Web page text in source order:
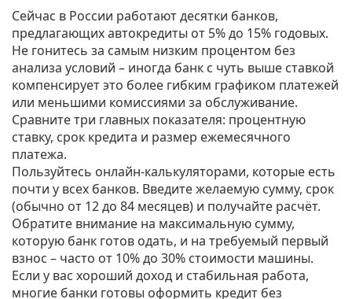
Сейчас в России работают десятки банков,
предлагающих автокредиты от 5% до 15% годовых.
Не гонитесь за самым низким процентом без
анализа условий – иногда банк с чуть выше ставкой
компенсирует это более гибким графиком платежей
или меньшими комиссиями за обслуживание.
Сравните три главных показателя: процентную
ставку, срок кредита и размер ежемесячного
платежа.
Пользуйтесь онлайн‑калькуляторами, которые есть
почти у всех банков. Введите желаемую сумму, срок
(обычно от 12 до 84 месяцев) и получайте расчёт.
Обратите внимание на максимальную сумму,
которую банк готов одать, и на требуемый первый
взнос – часто от 10% до 30% стоимости машины.
Если у вас хороший доход и стабильная работа,
многие банки готовы оформить кредит без